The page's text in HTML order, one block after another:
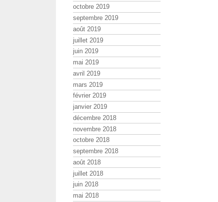
octobre 2019
septembre 2019
août 2019
juillet 2019
juin 2019
mai 2019
avril 2019
mars 2019
février 2019
janvier 2019
décembre 2018
novembre 2018
octobre 2018
septembre 2018
août 2018
juillet 2018
juin 2018
mai 2018